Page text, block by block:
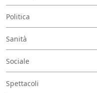
Politica
Sanità
Sociale
Spettacoli